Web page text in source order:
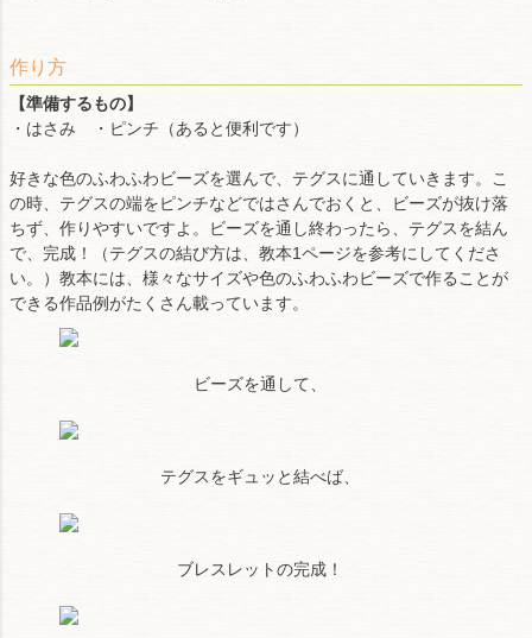
作り方
【準備するもの】
・はさみ ・ピンチ（あると便利です）
好きな色のふわふわビーズを選んで、テグスに通していきます。こ
の時、テグスの端をピンチなどではさんでおくと、ビーズが抜け落
ちず、作りやすいですよ。ビーズを通し終わったら、テグスを結ん
で、完成！（テグスの結び方は、教本1ページを参考にしてくださ
い。）教本には、様々なサイズや色のふわふわビーズで作ることが
できる作品例がたくさん載っています。
ビーズを通して、
テグスをギュッと結べば、
ブレスレットの完成！